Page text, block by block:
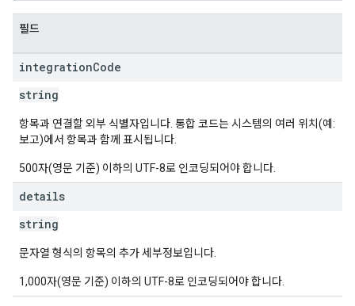
필드
integrationCode
string
항목과 연결할 외부 식별자입니다. 통합 코드는 시스템의 여러 위치(예:
보고)에서 항목과 함께 표시됩니다.
500자(영문 기준) 이하의 UTF-8로 인코딩되어야 합니다.
details
string
문자열 형식의 항목의 추가 세부정보입니다.
1,000자(영문 기준) 이하의 UTF-8로 인코딩되어야 합니다.